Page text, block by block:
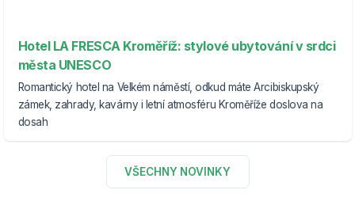
Hotel LA FRESCA Kroměříž: stylové ubytování v srdci
města UNESCO
Romantický hotel na Velkém náměstí, odkud máte Arcibiskupský
zámek, zahrady, kavárny i letní atmosféru Kroměříže doslova na
dosah
VŠECHNY NOVINKY